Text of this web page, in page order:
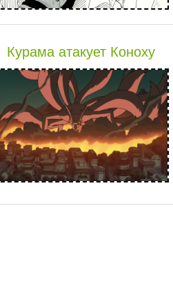
Курама атакует Коноху